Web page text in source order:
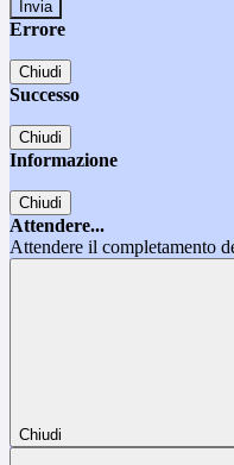
Errore
Chiudi
Successo
Chiudi
Informazione
Chiudi
Attendere...
Attendere il completamento
Chiudi